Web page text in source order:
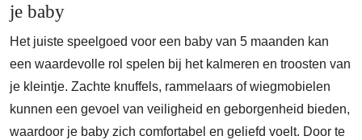
je baby
Het juiste speelgoed voor een baby van 5 maanden kan
een waardevolle rol spelen bij het kalmeren en troosten van
je kleintje. Zachte knuffels, rammelaars of wiegmobielen
kunnen een gevoel van veiligheid en geborgenheid bieden,
waardoor je baby zich comfortabel en geliefd voelt. Door te